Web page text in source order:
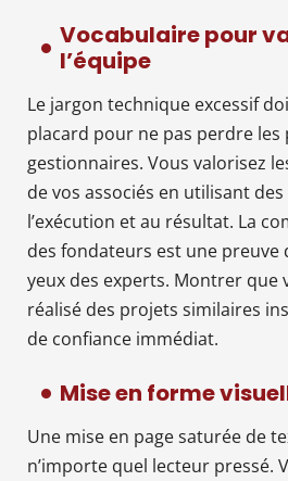
Vocabulaire pour
l’équipe
Le jargon technique excessif
placard pour ne pas perdre les
gestionnaires. Vous valorisez
de vos associés en utilisant
l’exécution et au résultat. La
des fondateurs est une preuve
yeux des experts. Montrer que
réalisé des projets similaires
de confiance immédiat.
Mise en forme
Une mise en page saturée de
n’importe quel lecteur pressé.